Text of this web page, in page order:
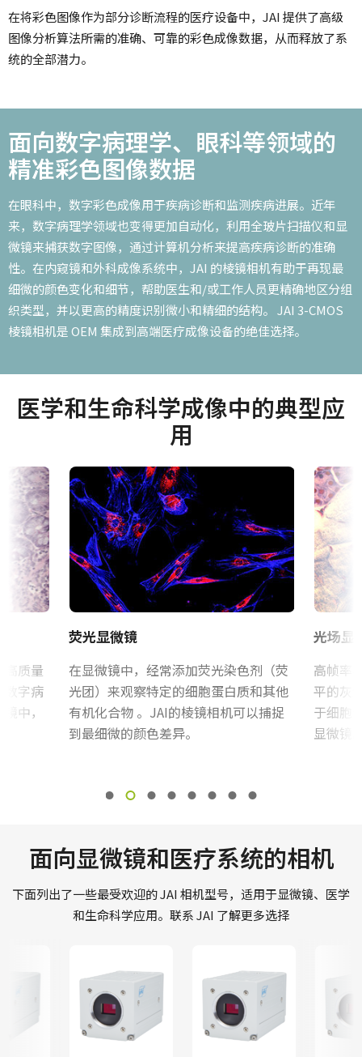
在将彩色图像作为部分诊断流程的医疗设备中，JAI 提供了高级
图像分析算法所需的准确、可靠的彩色成像数据，从而释放了系
统的全部潜力。
面向数字病理学、眼科等领域的
精准彩色图像数据
在眼科中，数字彩色成像用于疾病诊断和监测疾病进展。近年
来，数字病理学领域也变得更加自动化，利用全玻片扫描仪和显
微镜来捕获数字图像，通过计算机分析来提高疾病诊断的准确
性。在内窥镜和外科成像系统中，JAI 的棱镜相机有助于再现最
细微的颜色变化和细节，帮助医生和/或工作人员更精确地区分组
织类型，并以更高的精度识别微小和精细的结构。 JAI 3-CMOS
棱镜相机是 OEM 集成到高端医疗成像设备的绝佳选择。
医学和生命科学成像中的典型应
用
高质量
数字病
中，
荧光显微镜
在显微镜中，经常添加荧光染色剂（荧
光团）来观察特定的细胞蛋白质和其他
有机化合物 。JAI的棱镜相机可以捕捉
到最细微的颜色差异。
光场显
高帧率
平的灰
于细胞
显微镜
面向显微镜和医疗系统的相机
下面列出了一些最受欢迎的 JAI 相机型号，适用于显微镜、医学
和生命科学应用。联系 JAI 了解更多选择